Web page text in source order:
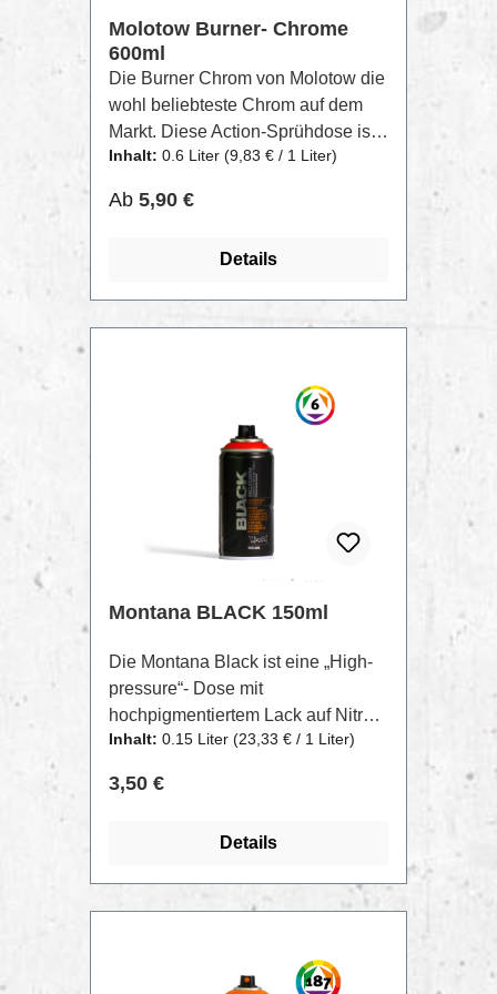
Molotow Burner- Chrome
600ml
Die Burner Chrom von Molotow die
wohl beliebteste Chrom auf dem
Markt. Diese Action-Sprühdose ist
das Rundum Action- Paket: Dank
sich viel Fläche in kurzer Zeit
Pigmente in der Dose erfolgt ohne
-10°C hält diese Dose stand –
garantiert Overkill-proof.Weitere
Farben der BURNER Reihe sind
Gold, Kupfer und die passende
Inhalt: 0.6 Liter (9,83 € / 1 Liter)
Regulärer Preis:
Ab 5,90 €
Details
Montana BLACK 150ml
Die Montana Black ist eine „High-
pressure“- Dose mit
hochpigmentiertem Lack auf Nitro-
Combi-Basis. Der hohe Druck in
Pressure Ventil ermöglichen ein
anwenderfreundliches Handling.
ein Sortiment von 6 leuchtenden,
ermöglicht schnelles überlackieren
Inhalt: 0.15 Liter (23,33 € / 1 Liter)
Regulärer Preis:
3,50 €
Details